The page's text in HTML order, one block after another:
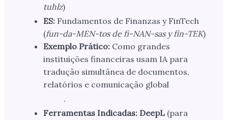
tuhlz)
ES:Fundamentos de Finanzas y FinTech
(fun-da-MEN-tos de fi-NAN-sas y fin-TEK)
Exemplo Prático:Como grandes
instituições financeiras usam IA para
tradução simultânea de documentos,
relatórios e comunicação global
.
Ferramentas Indicadas: DeepL(para